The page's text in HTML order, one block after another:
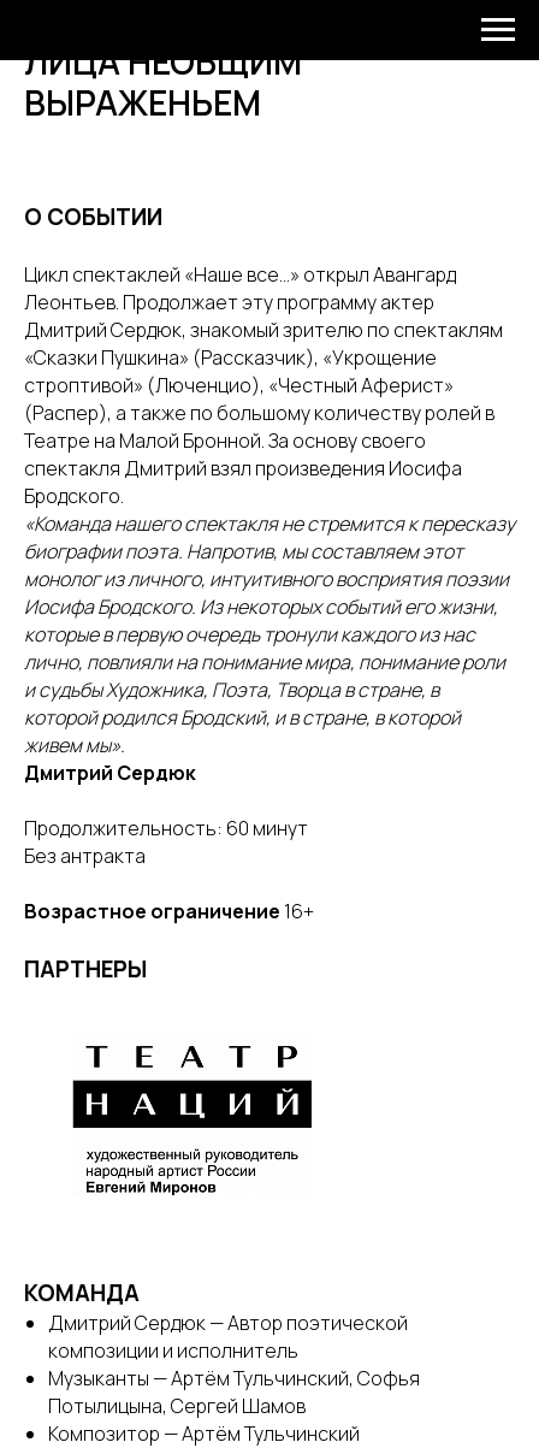
ЛИЦА НЕОБЩИМ
ВЫРАЖЕНЬЕМ
О СОБЫТИИ
Цикл спектаклей «Наше все…» открыл Авангард
Леонтьев. Продолжает эту программу актер
Дмитрий Сердюк, знакомый зрителю по спектаклям
«Сказки Пушкина» (Рассказчик), «Укрощение
строптивой» (Люченцио), «Честный Аферист»
(Распер), а также по большому количеству ролей в
Театре на Малой Бронной. За основу своего
спектакля Дмитрий взял произведения Иосифа
Бродского.
«Команда нашего спектакля не стремится к пересказу
биографии поэта. Напротив, мы составляем этот
монолог из личного, интуитивного восприятия поэзии
Иосифа Бродского. Из некоторых событий его жизни,
которые в первую очередь тронули каждого из нас
лично, повлияли на понимание мира, понимание роли
и судьбы Художника, Поэта, Творца в стране, в
которой родился Бродский, и в стране, в которой
живем мы».
Дмитрий Сердюк
Продолжительность: 60 минут
Без антракта
Возрастное ограничение 16+
ПАРТНЕРЫ
КОМАНДА
Дмитрий Сердюк — Автор поэтической
композиции и исполнитель
Музыканты — Артём Тульчинский, Софья
Потылицына, Сергей Шамов
Композитор — Артём Тульчинский